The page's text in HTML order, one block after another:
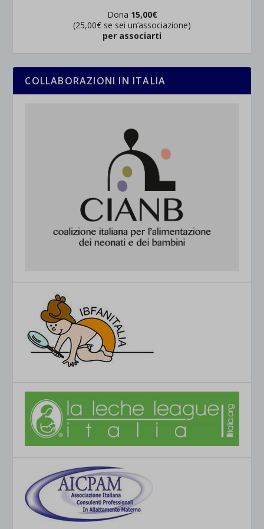
Dona 15,00€
(25,00€ se sei un’associazione)
per associarti
COLLABORAZIONI IN ITALIA